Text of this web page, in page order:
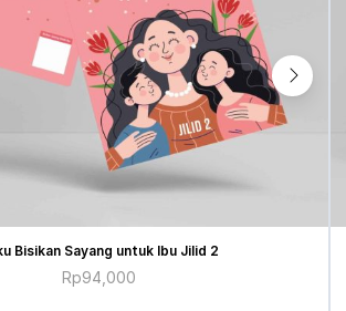
Bisikan Sayang untuk Ibu Jilid 2
Rp94,000